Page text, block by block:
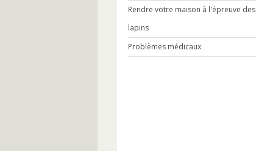
Rendre votre maison à l'épreuve des
lapins
Problèmes médicaux